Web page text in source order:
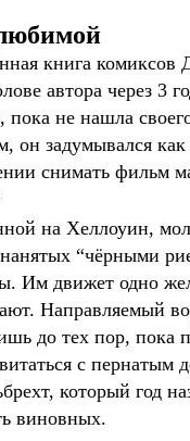
книга
автора через 3
пока не нашла
он задумывался
снимать фильм
на Хеллоуин,
“чёрными
Им движет одно
Направляемый
до тех пор, пока
с
который год
виновных.